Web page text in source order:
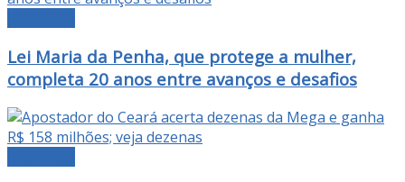
Lei Maria da Penha, que protege a mulher,
completa 20 anos entre avanços e desafios